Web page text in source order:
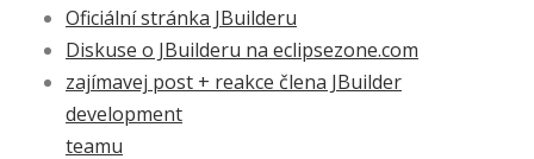
Oficiální stránka JBuilderu
Diskuse o JBuilderu na eclipsezone.com
zajímavej post + reakce člena JBuilder
development
teamu